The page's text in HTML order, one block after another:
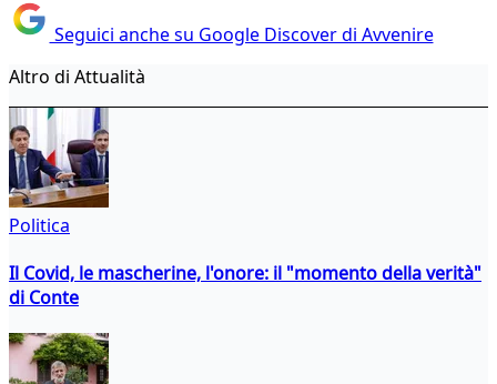
Seguici anche su Google Discover di Avvenire
Altro di Attualità
Politica
Il Covid, le mascherine, l'onore: il "momento della verità"
di Conte